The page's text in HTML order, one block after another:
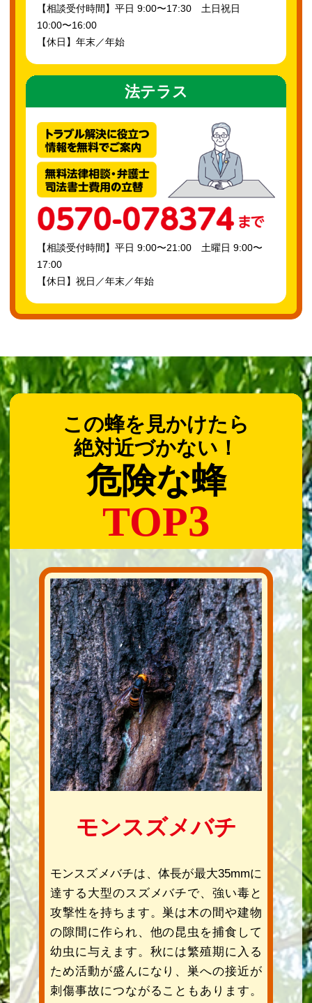
【相談受付時間】平日 9:00〜17:30 土日祝日
10:00〜16:00
【休日】年末／年始
法テラス
【相談受付時間】平日 9:00〜21:00 土曜日 9:00〜
17:00
【休日】祝日／年末／年始
この蜂を見かけたら
絶対近づかない！
危険な蜂
TOP3
モンスズメバチ
モンスズメバチは、体長が最大35mmに
達する大型のスズメバチで、強い毒と
攻撃性を持ちます。巣は木の間や建物
の隙間に作られ、他の昆虫を捕食して
幼虫に与えます。秋には繁殖期に入る
ため活動が盛んになり、巣への接近が
刺傷事故につながることもあります。